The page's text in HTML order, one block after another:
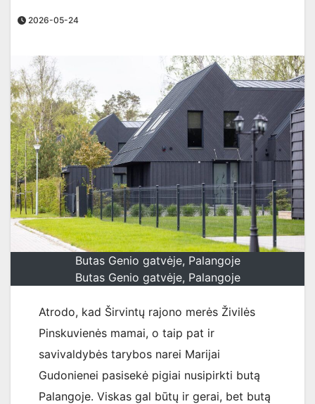
2026-05-24
Butas Genio gatvėje, Palangoje
Butas Genio gatvėje, Palangoje
Atrodo, kad Širvintų rajono merės Živilės
Pinskuvienės mamai, o taip pat ir
savivaldybės tarybos narei Marijai
Gudonienei pasisekė pigiai nusipirkti butą
Palangoje. Viskas gal būtų ir gerai, bet butą